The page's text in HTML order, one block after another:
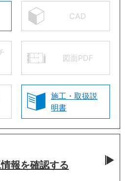
CAD
図面PDF
施工・取扱説
明書
報を確認する